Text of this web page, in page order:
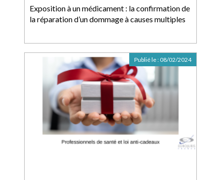
Exposition à un médicament : la confirmation de
la réparation d’un dommage à causes multiples
Publié le : 08/02/2024